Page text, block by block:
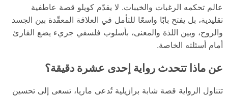
عالم تحكمه الرغبات والخيبات. لا يقدّم كويلو قصة عاطفية
تقليدية، بل يفتح بابًا واسعًا للتأمل في العلاقة المعقّدة بين الجسد
والروح، وبين اللذة والمعنى، بأسلوب فلسفي جريء يضع القارئ
أمام أسئلته الخاصة.
عن ماذا تتحدث رواية إحدى عشرة دقيقة؟
تتناول الرواية قصة شابة برازيلية تُدعى ماريا، تسعى إلى تحسين